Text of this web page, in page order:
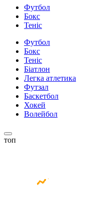
Футбол
Бокс
Теніс
Футбол
Бокс
Теніс
Біатлон
Легка атлетика
Футзал
Баскетбол
Хокей
Волейбол
топ